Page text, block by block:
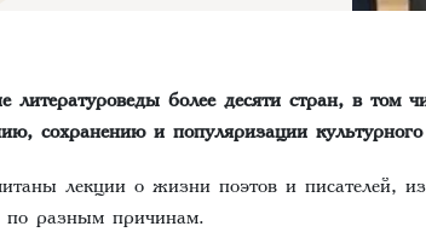
литературоведы более десяти стран, в том
сохранению и популяризации
лекции о жизни поэтов и писателей,
разным причинам.